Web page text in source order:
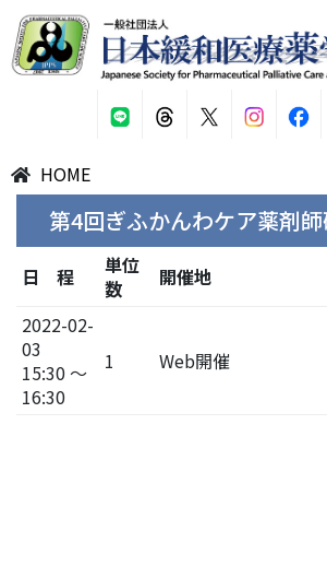
HOME
第4回ぎふかんわケア薬剤
日 程
単位
数
開催地
2022-02-
03
15:30 ～
16:30
1 Web開催